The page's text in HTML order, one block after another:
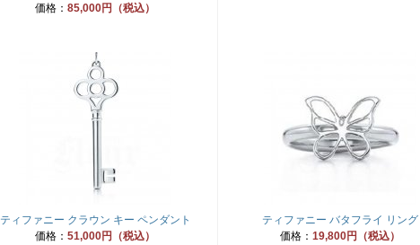
価格： 85,000円（税込）
ティファニー クラウン キー ペンダント
価格： 51,000円（税込）
ティファニー バタフライ リング
価格： 19,800円（税込）